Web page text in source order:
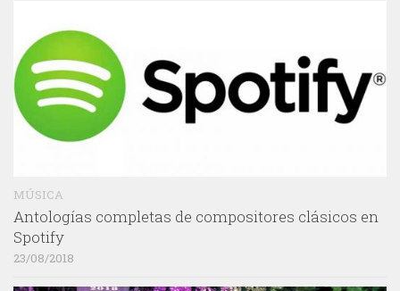
MÚSICA
Antologías completas de compositores clásicos en
Spotify
23/08/2018